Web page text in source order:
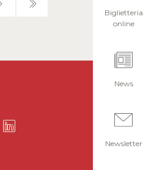
Biglietteria
online
News
Newsletter